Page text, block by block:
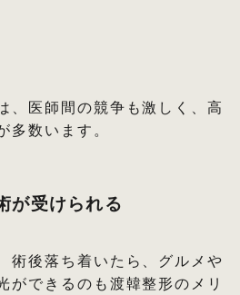
、医師間の競争も激しく、高
多数います。
が受けられる
術後落ち着いたら、グルメや
ができるのも渡韓整形のメリ